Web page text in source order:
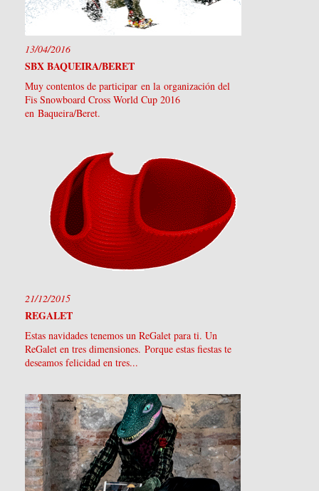
13/04/2016
SBX BAQUEIRA/BERET
Muy contentos de participar en la organización del
Fis Snowboard Cross World Cup 2016
en Baqueira/Beret.
21/12/2015
REGALET
Estas navidades tenemos un ReGalet para ti. Un
ReGalet en tres dimensiones. Porque estas fiestas te
deseamos felicidad en tres...